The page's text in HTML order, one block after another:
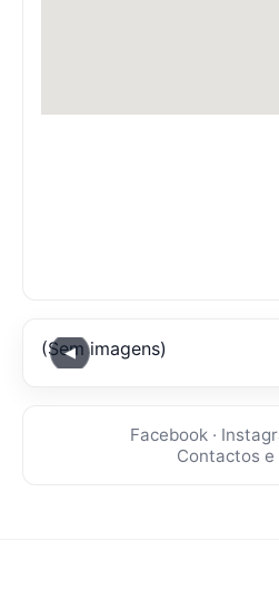
◀
(Sem imagens)
Facebook ·
Contactos e